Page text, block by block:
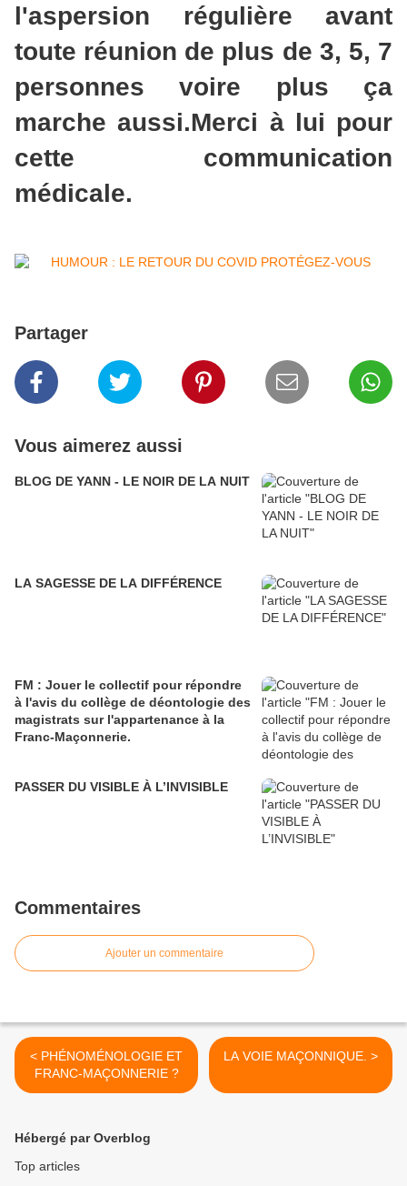
l'aspersion régulière avant
toute réunion de plus de 3, 5, 7
personnes voire plus ça
marche aussi.Merci à lui pour
cette communication
médicale.
Partager
Vous aimerez aussi
BLOG DE YANN - LE NOIR DE LA NUIT
LA SAGESSE DE LA DIFFÉRENCE
FM : Jouer le collectif pour répondre
à l'avis du collège de déontologie des
magistrats sur l'appartenance à la
Franc-Maçonnerie.
PASSER DU VISIBLE À L’INVISIBLE
Commentaires
Ajouter un commentaire
< PHÉNOMÉNOLOGIE ET
FRANC-MAÇONNERIE ?
LA VOIE MAÇONNIQUE. >
Hébergé par Overblog
Top articles